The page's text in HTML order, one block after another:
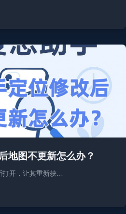
地图不更新怎么办？
打开，让其重新获…